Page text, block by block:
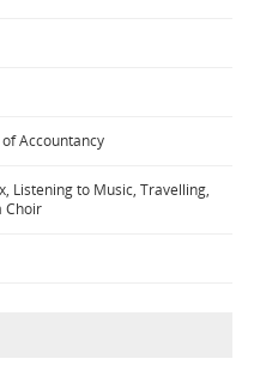
Accountancy
Listening to Music, Travelling,
Choir